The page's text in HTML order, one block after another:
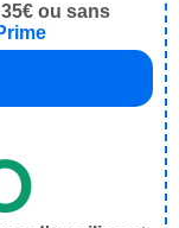
ou sans